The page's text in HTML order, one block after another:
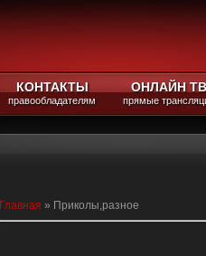
КОНТАКТЫ
правообладателям
ОНЛАЙН ТВ
прямые
Главная » Приколы,разное